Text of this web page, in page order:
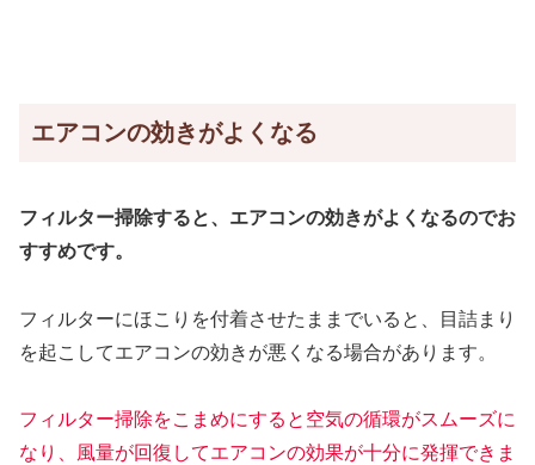
エアコンの効きがよくなる
フィルター掃除すると、エアコンの効きがよくなるのでお
すすめです。
フィルターにほこりを付着させたままでいると、目詰まり
を起こしてエアコンの効きが悪くなる場合があります。
フィルター掃除をこまめにすると空気の循環がスムーズに
なり、風量が回復してエアコンの効果が十分に発揮できま